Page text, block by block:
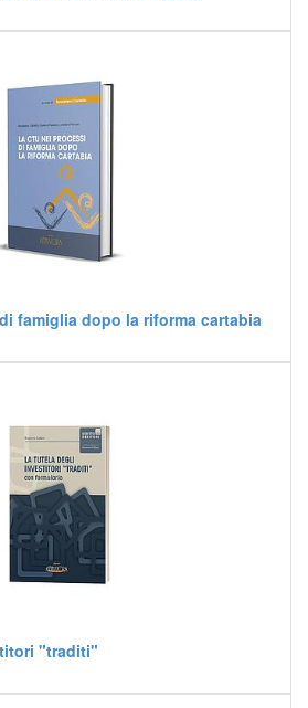
famiglia dopo la riforma cartabia
"traditi"